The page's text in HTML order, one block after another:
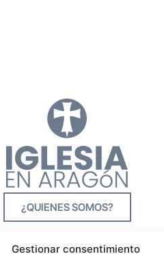
Gestionar consentimiento
¿QUIENES SOMOS?